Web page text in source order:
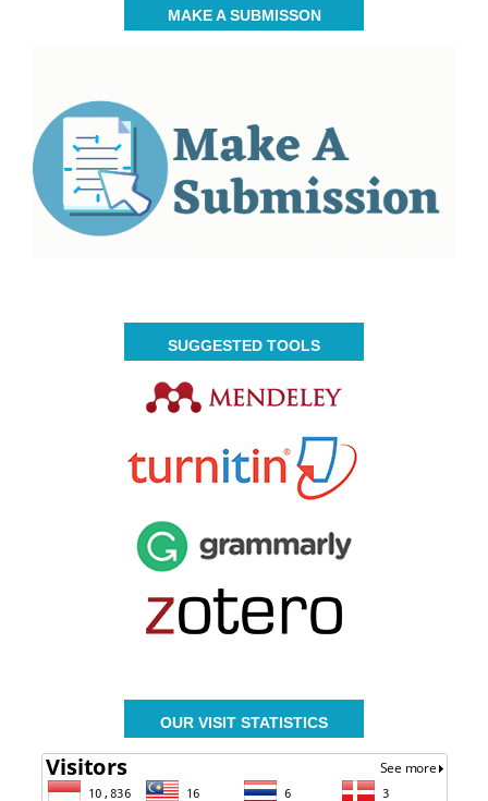
MAKE A SUBMISSON
SUGGESTED TOOLS
OUR VISIT STATISTICS